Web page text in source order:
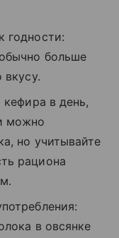
годности:
больше
в день,
можно
но учитывайте
рациона
в овсянке